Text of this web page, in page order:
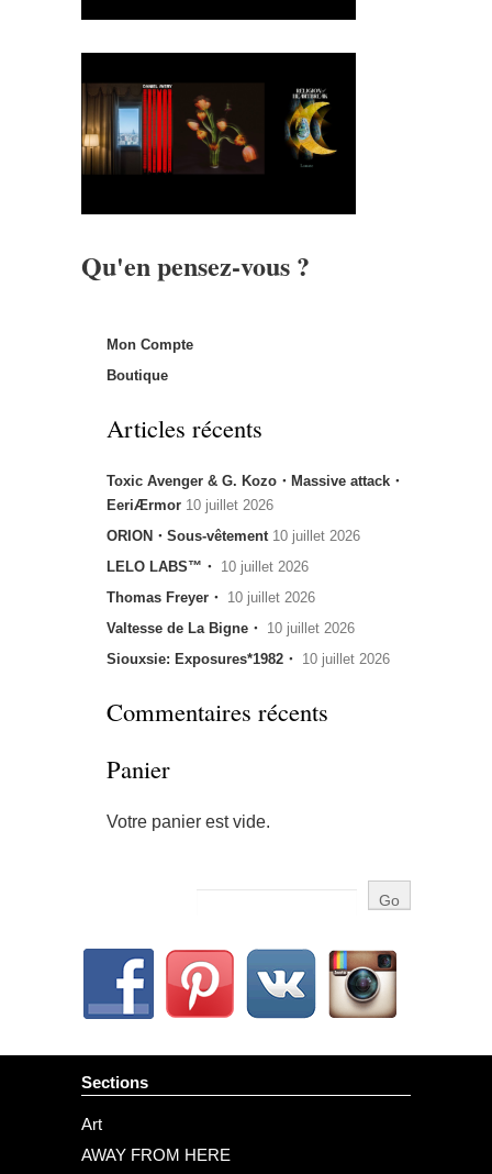
Qu'en pensez-vous ?
Mon Compte
Boutique
Articles récents
Toxic Avenger & G. Kozo・Massive attack・
EeriÆrmor 10 juillet 2026
ORION・Sous-vêtement 10 juillet 2026
LELO LABS™・ 10 juillet 2026
Thomas Freyer・ 10 juillet 2026
Valtesse de La Bigne・ 10 juillet 2026
Siouxsie: Exposures*1982・ 10 juillet 2026
Commentaires récents
Panier
Votre panier est vide.
Sections
Art
AWAY FROM HERE